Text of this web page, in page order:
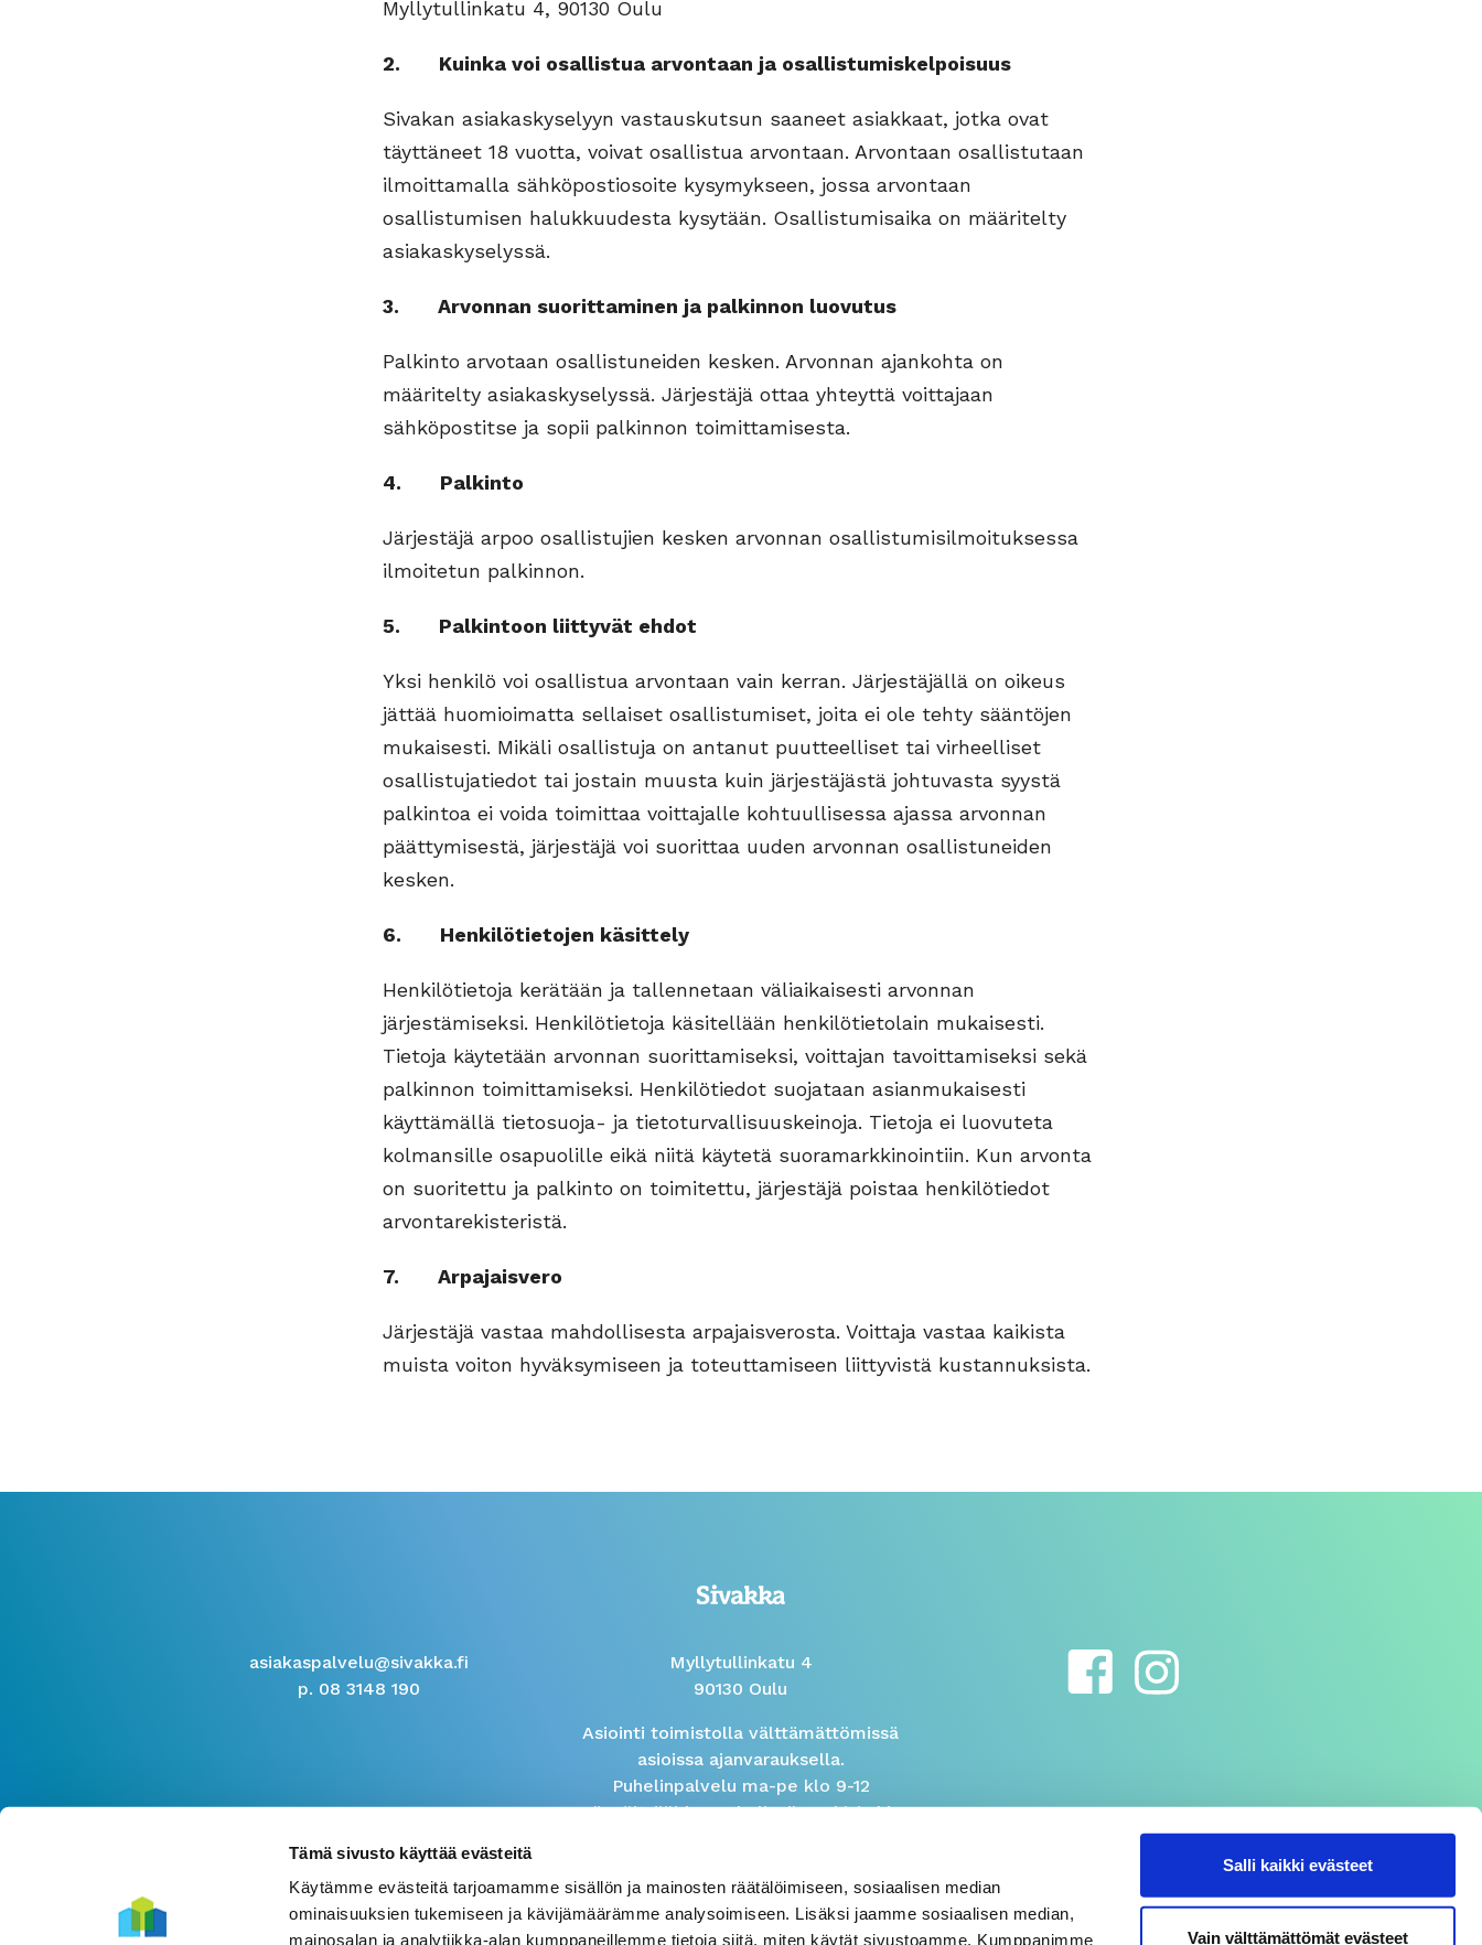
Tämä sivusto käyttää evästeitä
Käytämme evästeitä tarjoamamme sisällön ja mainosten räätälöimiseen, sosiaalisen median
ominaisuuksien tukemiseen ja kävijämäärämme analysoimiseen. Lisäksi jaamme sosiaalisen median,
mainosalan ja analytiikka-alan kumppaneillemme tietoja siitä, miten käytät sivustoamme. Kumppanimme
Salli kaikki evästeet
Vain välttämättömät evästeet
Myllytullinkatu 4, 90130 Oulu
2. Kuinka voi osallistua arvontaan ja osallistumiskelpoisuus
Sivakan asiakaskyselyyn vastauskutsun saaneet asiakkaat, jotka ovat
täyttäneet 18 vuotta, voivat osallistua arvontaan. Arvontaan osallistutaan
ilmoittamalla sähköpostiosoite kysymykseen, jossa arvontaan
osallistumisen halukkuudesta kysytään. Osallistumisaika on määritelty
asiakaskyselyssä.
3. Arvonnan suorittaminen ja palkinnon luovutus
Palkinto arvotaan osallistuneiden kesken. Arvonnan ajankohta on
määritelty asiakaskyselyssä. Järjestäjä ottaa yhteyttä voittajaan
sähköpostitse ja sopii palkinnon toimittamisesta.
4. Palkinto
Järjestäjä arpoo osallistujien kesken arvonnan osallistumisilmoituksessa
ilmoitetun palkinnon.
5. Palkintoon liittyvät ehdot
Yksi henkilö voi osallistua arvontaan vain kerran. Järjestäjällä on oikeus
jättää huomioimatta sellaiset osallistumiset, joita ei ole tehty sääntöjen
mukaisesti. Mikäli osallistuja on antanut puutteelliset tai virheelliset
osallistujatiedot tai jostain muusta kuin järjestäjästä johtuvasta syystä
palkintoa ei voida toimittaa voittajalle kohtuullisessa ajassa arvonnan
päättymisestä, järjestäjä voi suorittaa uuden arvonnan osallistuneiden
kesken.
6. Henkilötietojen käsittely
Henkilötietoja kerätään ja tallennetaan väliaikaisesti arvonnan
järjestämiseksi. Henkilötietoja käsitellään henkilötietolain mukaisesti.
Tietoja käytetään arvonnan suorittamiseksi, voittajan tavoittamiseksi sekä
palkinnon toimittamiseksi. Henkilötiedot suojataan asianmukaisesti
käyttämällä tietosuoja- ja tietoturvallisuuskeinoja. Tietoja ei luovuteta
kolmansille osapuolille eikä niitä käytetä suoramarkkinointiin. Kun arvonta
on suoritettu ja palkinto on toimitettu, järjestäjä poistaa henkilötiedot
arvontarekisteristä.
7. Arpajaisvero
Järjestäjä vastaa mahdollisesta arpajaisverosta. Voittaja vastaa kaikista
muista voiton hyväksymiseen ja toteuttamiseen liittyvistä kustannuksista.
asiakaspalvelu@sivakka.fi
p. 08 3148 190
Myllytullinkatu 4
90130 Oulu
Asiointi toimistolla välttämättömissä
asioissa ajanvarauksella.
Puhelinpalvelu ma-pe klo 9-12
Isännöitsijöiden puhelinaika arkisin klo
Väärinkäytösilmoitus